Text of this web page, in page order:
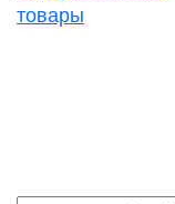
товары